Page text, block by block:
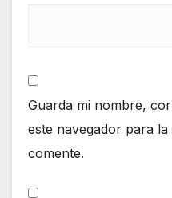
Guarda mi nombre,
este navegador para
comente.